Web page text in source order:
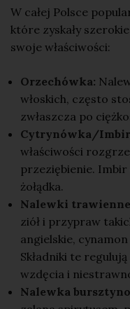
W całej Polsce
które zyskały
swoje właściwości:
Orzechówka:
włoskich, często
zwłaszcza po
Cytrynówka/
właściwości
przeziębienie.
żołądka.
Nalewki
ziół i przypraw
angielskie, cynamon
Składniki te regulują
wzdęcia i
Nalewka